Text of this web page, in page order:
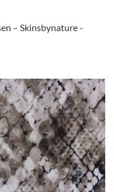
– Skinsbynature -